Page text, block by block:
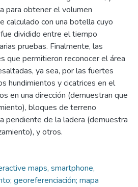
para obtener el volumen
calculado con una botella cuyo
dividido entre el tiempo
pruebas. Finalmente, las
que permitieron reconocer el área
ya sea, por las fuertes
hundimientos y cicatrices en el
en una dirección (demuestran que
bloques de terreno
pendiente de la ladera (demuestra
y otros.
maps, smartphone,
georeferenciación; mapa